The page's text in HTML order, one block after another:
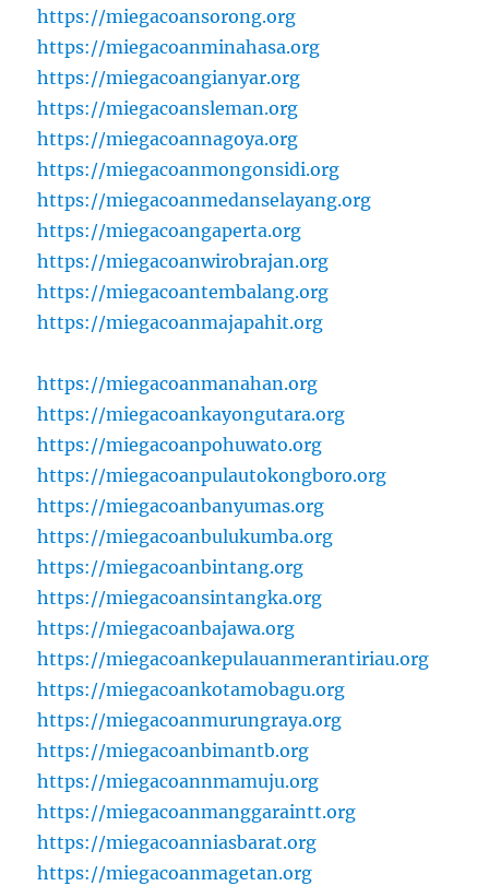
https://miegacoansorong.org
https://miegacoanminahasa.org
https://miegacoangianyar.org
https://miegacoansleman.org
https://miegacoannagoya.org
https://miegacoanmongonsidi.org
https://miegacoanmedanselayang.org
https://miegacoangaperta.org
https://miegacoanwirobrajan.org
https://miegacoantembalang.org
https://miegacoanmajapahit.org
https://miegacoanmanahan.org
https://miegacoankayongutara.org
https://miegacoanpohuwato.org
https://miegacoanpulautokongboro.org
https://miegacoanbanyumas.org
https://miegacoanbulukumba.org
https://miegacoanbintang.org
https://miegacoansintangka.org
https://miegacoanbajawa.org
https://miegacoankepulauanmerantiriau.org
https://miegacoankotamobagu.org
https://miegacoanmurungraya.org
https://miegacoanbimantb.org
https://miegacoannmamuju.org
https://miegacoanmanggaraintt.org
https://miegacoanniasbarat.org
https://miegacoanmagetan.org